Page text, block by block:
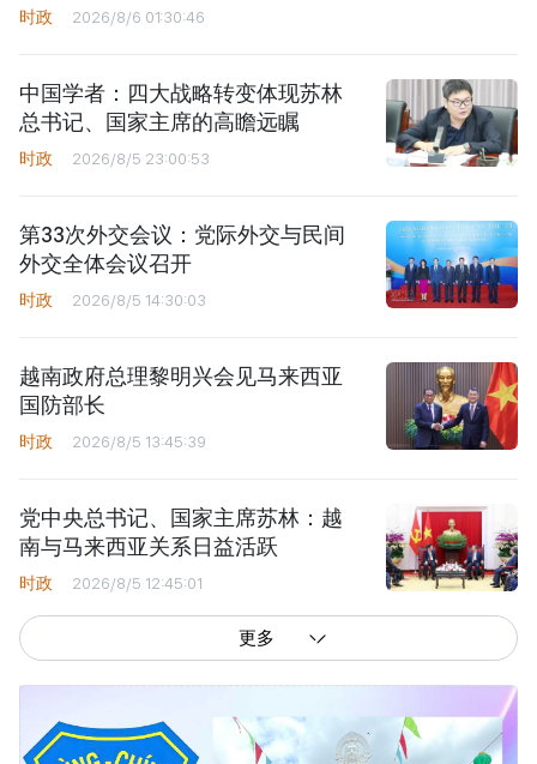
时政 2026/8/6 01:30:46
中国学者：四大战略转变体现苏林
总书记、国家主席的高瞻远瞩
时政 2026/8/5 23:00:53
第33次外交会议：党际外交与民间
外交全体会议召开
时政 2026/8/5 14:30:03
越南政府总理黎明兴会见马来西亚
国防部长
时政 2026/8/5 13:45:39
党中央总书记、国家主席苏林：越
南与马来西亚关系日益活跃
时政 2026/8/5 12:45:01
更多